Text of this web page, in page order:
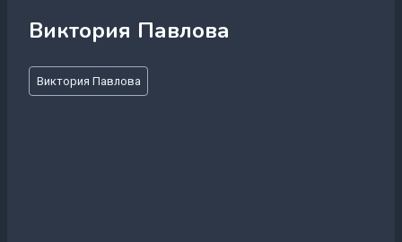
Виктория Павлова
Метки
записи:
Виктория Павлова